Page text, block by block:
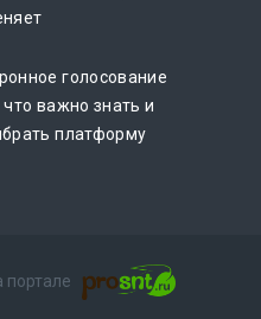
голосование
важно знать и
платформу
портале